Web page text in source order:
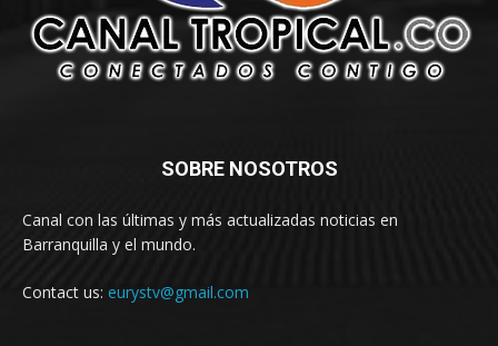
SOBRE NOSOTROS
Canal con las últimas y más actualizadas noticias en
Barranquilla y el mundo.
Contact us: eurystv@gmail.com